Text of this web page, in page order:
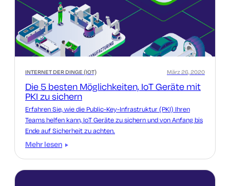
INTERNET DER DINGE (IOT)
Die 5 besten Möglichkeiten, IoT Geräte mit
PKI zu sichern
März 26, 2020
Erfahren Sie, wie die Public-Key-Infrastruktur (PKI) Ihren
Teams helfen kann, IoT Geräte zu sichern und von Anfang bis
Ende auf Sicherheit zu achten.
Mehr lesen